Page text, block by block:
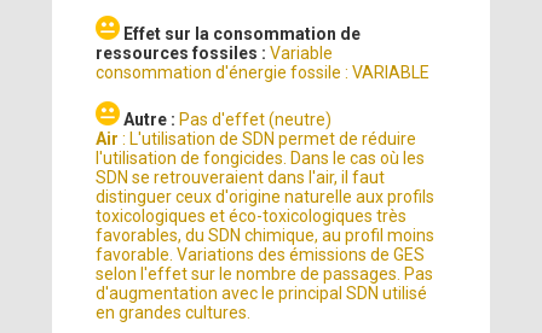
Effet sur la consommation de
ressources fossiles :Variable
consommation d'énergie fossile : VARIABLE
Autre : Pas d'effet (neutre)
Air: L'utilisation de SDN permet de réduire
l'utilisation de fongicides. Dans le cas où les
SDN se retrouveraient dans l'air, il faut
distinguer ceux d'origine naturelle aux profils
toxicologiques et éco-toxicologiques très
favorables, du SDN chimique, au profil moins
favorable. Variations des émissions de GES
selon l'effet sur le nombre de passages. Pas
d'augmentation avec le principal SDN utilisé
en grandes cultures.